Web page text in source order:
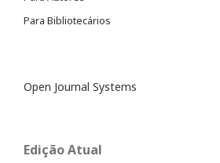
Para Bibliotecários
Open Journal Systems
Edição Atual